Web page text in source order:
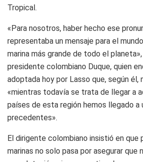
Tropical.
«Para nosotros, haber hecho ese
representaba un mensaje para el
marina más grande de todo el
presidente colombiano Duque, quien
adoptada hoy por Lasso que, según él,
«mientras todavía se trata de llegar a
países de esta región hemos llegado a
precedentes».
El dirigente colombiano insistió en que
marinas no solo pasa por asegurar que